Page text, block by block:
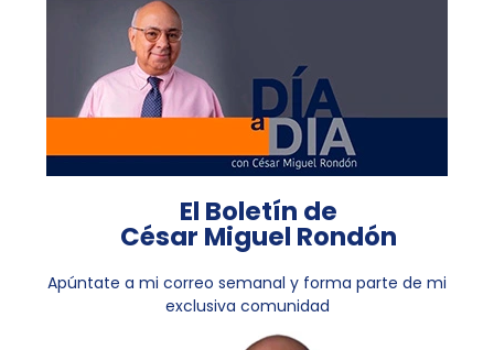
El Boletín de
César Miguel Rondón
Apúntate a mi correo semanal y forma parte de mi
exclusiva comunidad